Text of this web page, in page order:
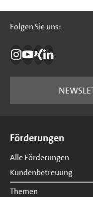
Folgen Sie uns:
Folgen Sie uns:
Die IBB auf Instagram
Die IBB auf YouTube
Die IBB auf Xing
Die IBB auf
Förderungen
Alle Förderungen
Kundenbetreuung
Themen